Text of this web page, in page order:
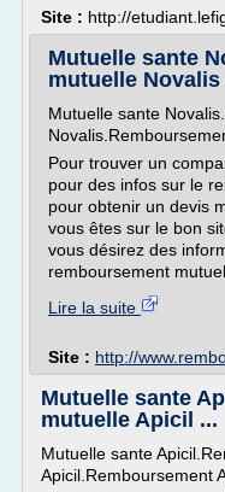
Site : http://
Mutuelle sante
mutuelle Novalis
Mutuelle sante
Pour trouver un
pour des infos sur le
pour obtenir un devis
vous êtes sur le bon
vous désirez des
remboursement
Lire la suite
Site : http://
Mutuelle sante
mutuelle Apicil ...
Mutuelle sante
Apicil.Remboursement